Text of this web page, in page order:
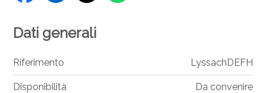
Dati generali
Riferimento LyssachDEFH
Disponibilità Da convenire